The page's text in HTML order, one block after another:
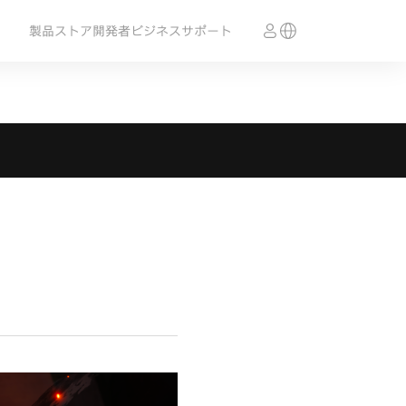
製品ストア開発者ビジネスサポート